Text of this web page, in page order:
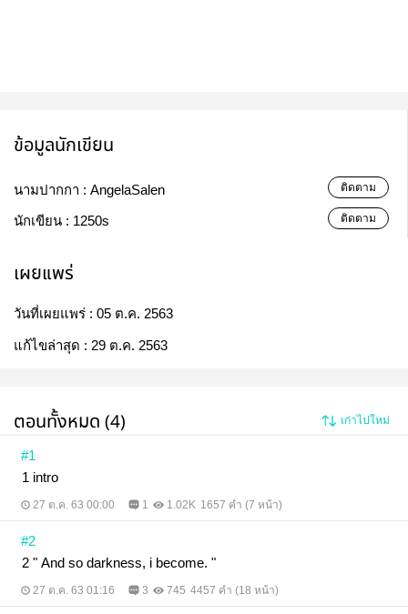
ข้อมูลนักเขียน
นามปากกา : AngelaSalen ติดตาม
นักเขียน : 1250s ติดตาม
เผยแพร่
วันที่เผยแพร่ : 05 ต.ค. 2563
แก้ไขล่าสุด : 29 ต.ค. 2563
ตอนทั้งหมด (4) เก่าไปใหม่
#1
1 intro
27 ต.ค. 63 00:00 1 1.02K 1657 คำ (7 หน้า)
#2
2 " And so darkness, i become. "
27 ต.ค. 63 01:16 3 745 4457 คำ (18 หน้า)